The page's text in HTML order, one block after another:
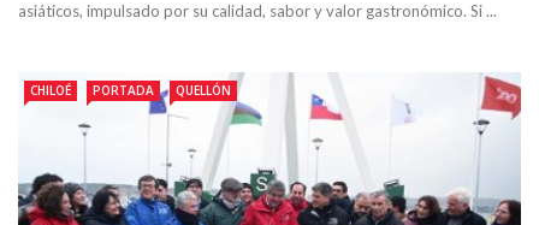
asiáticos, impulsado por su calidad, sabor y valor gastronómico. Si ...
CHILOÉ PORTADA QUELLÓN